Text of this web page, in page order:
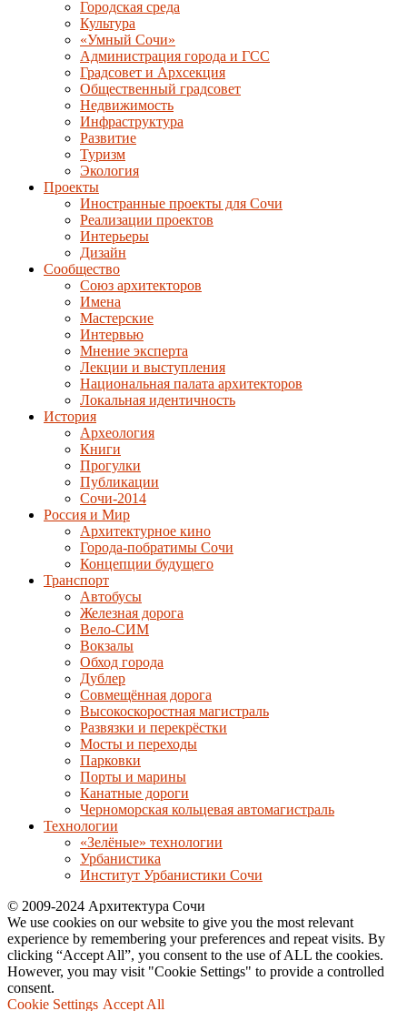
Городская среда
Культура
«Умный Сочи»
Администрация города и ГСС
Градсовет и Архсекция
Общественный градсовет
Недвижимость
Инфраструктура
Развитие
Туризм
Экология
Проекты
Иностранные проекты для Сочи
Реализации проектов
Интерьеры
Дизайн
Сообщество
Союз архитекторов
Имена
Мастерские
Интервью
Мнение эксперта
Лекции и выступления
Национальная палата архитекторов
Локальная идентичность
История
Археология
Книги
Прогулки
Публикации
Сочи-2014
Россия и Мир
Архитектурное кино
Города-побратимы Сочи
Концепции будущего
Транспорт
Автобусы
Железная дорога
Вело-СИМ
Вокзалы
Обход города
Дублер
Совмещённая дорога
Высокоскоростная магистраль
Развязки и перекрёстки
Мосты и переходы
Парковки
Порты и марины
Канатные дороги
Черноморская кольцевая автомагистраль
Технологии
«Зелёные» технологии
Урбанистика
Институт Урбанистики Сочи
© 2009-2024 Архитектура Сочи
We use cookies on our website to give you the most relevant
experience by remembering your preferences and repeat visits. By
clicking “Accept All”, you consent to the use of ALL the cookies.
However, you may visit "Cookie Settings" to provide a controlled
consent.
Cookie Settings Accept All